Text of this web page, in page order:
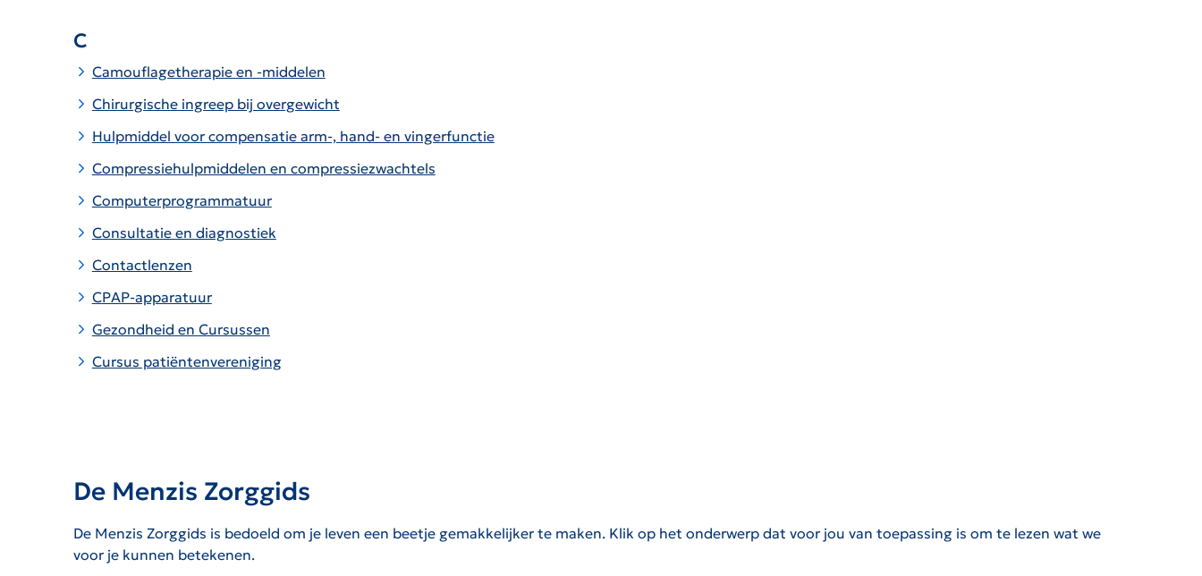
C
Camouflagetherapie en -middelen
Chirurgische ingreep bij overgewicht
Hulpmiddel voor compensatie arm-, hand- en vingerfunctie
Compressiehulpmiddelen en compressiezwachtels
Computerprogrammatuur
Consultatie en diagnostiek
Contactlenzen
CPAP-apparatuur
Gezondheid en Cursussen
Cursus patiëntenvereniging
De Menzis Zorggids
De Menzis Zorggids is bedoeld om je leven een beetje gemakkelijker te maken. Klik op het onderwerp dat voor jou van toepassing is om te lezen wat we
voor je kunnen betekenen.